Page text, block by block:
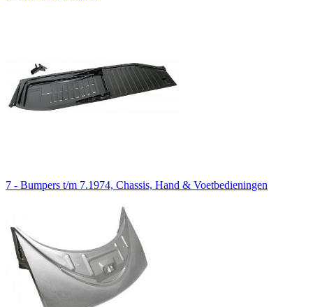
7 - Bumpers t/m 7.1974, Chassis, Hand & Voetbedieningen